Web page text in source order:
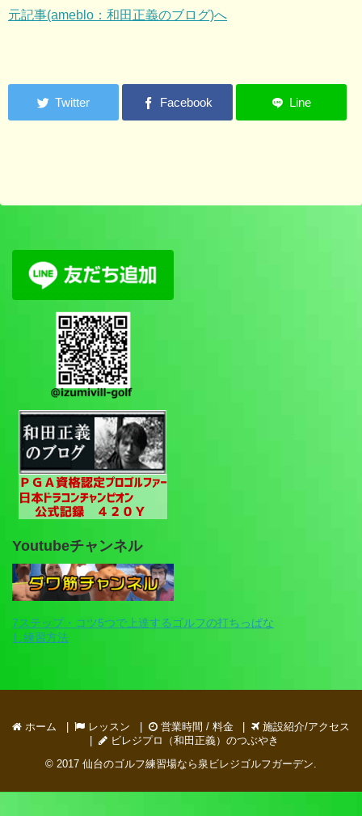
元記事(ameblo：和田正義のブログ)へ
Youtubeチャンネル
7ステップ・コツ5つで上達するゴルフの打ちっぱな
し練習方法
ホーム レッスン 営業時間 / 料金
施設紹介/アクセス
ビレジプロ（和田正義）のつぶやき
© 2017 仙台のゴルフ練習場なら泉ビレジゴルフガーデン.